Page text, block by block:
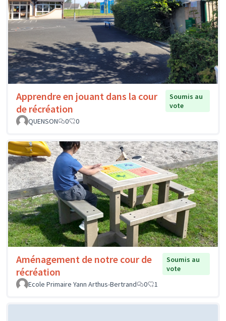
Apprendre en jouant dans la cour
de récréation
Soumis au
vote
QUENSON
0 0
Aménagement de notre cour de
récréation
Soumis au
vote
Ecole Primaire Yann Arthus-Bertrand
0 1